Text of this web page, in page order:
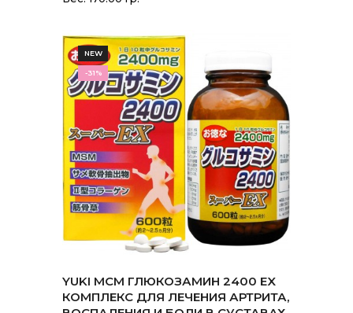
NEW
-31%
YUKI MCM ГЛЮКОЗАМИН 2400 EX
КОМПЛЕКС ДЛЯ ЛЕЧЕНИЯ АРТРИТА,